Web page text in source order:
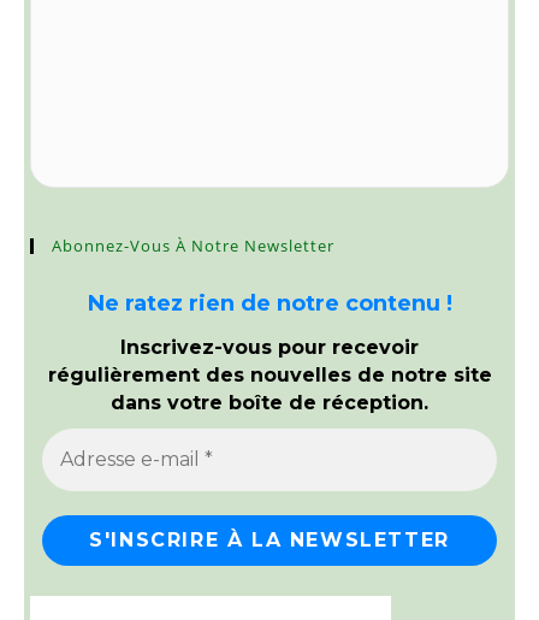
Abonnez-Vous À Notre Newsletter
Ne ratez rien de notre contenu !
Inscrivez-vous pour recevoir
régulièrement des nouvelles de notre site
dans votre boîte de réception.